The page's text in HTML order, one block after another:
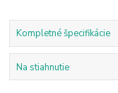
Kompletné špecifikácie
Na stiahnutie